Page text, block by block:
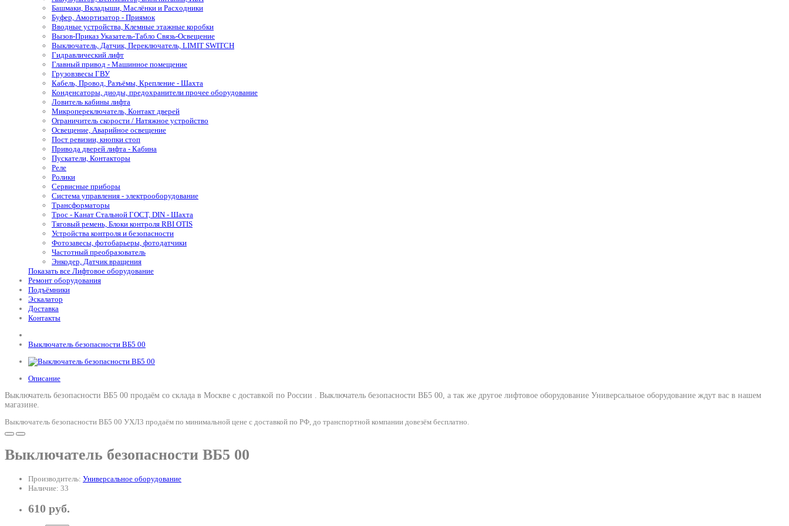
Башмаки, Вкладыши, Маслёнки и Расходники
Буфер, Амортизатор - Приямок
Вводные устройства, Клемные этажные коробки
Вызов-Приказ Указатель-Табло Связь-Освещение
Выключатель, Датчик, Переключатель, LIMIT SWITCH
Гидравлический лифт
Главный привод - Машинное помещение
Грузовзвесы ГВУ
Кабель, Провод, Разъёмы, Крепление - Шахта
Конденсаторы, диоды, предохранители прочее оборудование
Ловитель кабины лифта
Микропереключатель, Контакт дверей
Ограничитель скорости / Натяжное устройство
Освещение, Аварийное освещение
Пост ревизии, кнопки стоп
Привода дверей лифта - Кабина
Пускатели, Контакторы
Реле
Ролики
Сервисные приборы
Система управления - электрооборудование
Трансформаторы
Трос - Канат Стальной ГОСТ, DIN - Шахта
Тяговый ремень, Блоки контроля RBI OTIS
Устройства контроля и безопасности
Фотозавесы, фотобарьеры, фотодатчики
Частотный преобразователь
Энкодер, Датчик вращения
Показать все Лифтовое оборудование
Ремонт оборудования
Подъёмники
Эскалатор
Доставка
Контакты
Выключатель безопасности ВБ5 00
Описание
Выключатель безопасности ВБ5 00 продаём со склада в Москве с доставкой по России . Выключатель безопасности ВБ5 00, а так же другое лифтовое оборудование Универсальное оборудование ждут вас в нашем
магазине.
Выключатель безопасности ВБ5 00 УХЛ3 продаём по минимальной цене с доставкой по РФ, до транспортной компании довезём бесплатно.
Выключатель безопасности ВБ5 00
Производитель: Универсальное оборудование
Наличие: 33
610 руб.